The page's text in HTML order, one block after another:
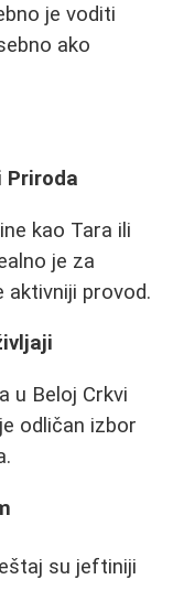
je voditi
ako
Priroda
kao Tara ili
je za
aktivniji provod.
u Beloj Crkvi
odličan izbor
su jeftiniji